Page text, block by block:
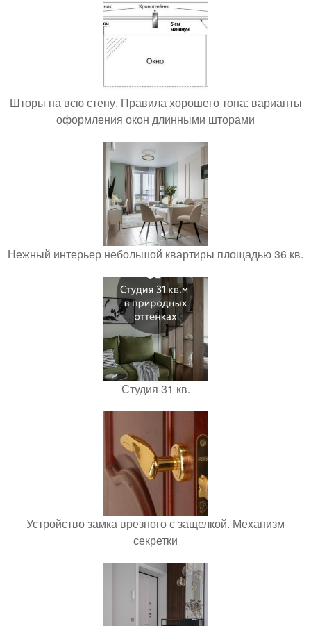
Шторы на всю стену. Правила хорошего тона: варианты
оформления окон длинными шторами
Нежный интерьер небольшой квартиры площадью 36 кв.
Студия 31 кв.
Устройство замка врезного с защелкой. Механизм
секретки